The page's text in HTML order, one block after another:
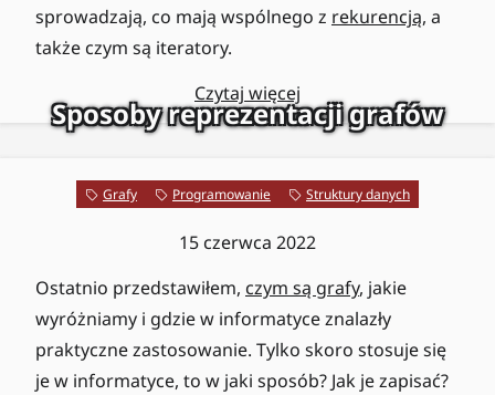
sprowadzają, co mają wspólnego z rekurencją, a
także czym są iteratory.
Czytaj więcej
Sposoby reprezentacji grafów
Grafy Programowanie Struktury danych
15 czerwca 2022
Ostatnio przedstawiłem, czym są grafy, jakie
wyróżniamy i gdzie w informatyce znalazły
praktyczne zastosowanie. Tylko skoro stosuje się
je w informatyce, to w jaki sposób? Jak je zapisać?